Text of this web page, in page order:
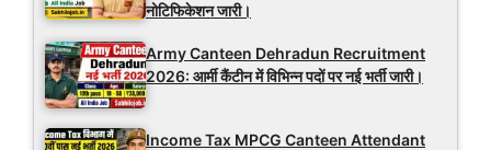
नोटिफिकेशन जारी।
Army Canteen Dehradun Recruitment
2026: आर्मी कैंटीन में विभिन्न पदों पर नई भर्ती जारी।
Income Tax MPCG Canteen Attendant